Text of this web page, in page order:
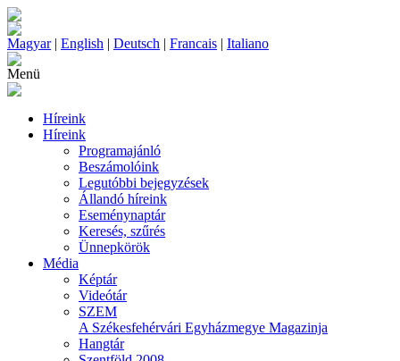
Magyar| English | Deutsch | Francais | Italiano
Menü
Híreink
Híreink
Programajánló
Beszámolóink
Legutóbbi bejegyzések
Állandó híreink
Eseménynaptár
Keresés, szűrés
Ünnepkörök
Média
Képtár
Videótár
SZEM
A Székesfehérvári Egyházmegye Magazinja
Hangtár